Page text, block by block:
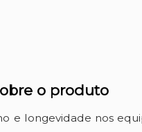
o produto
e longevidade nos